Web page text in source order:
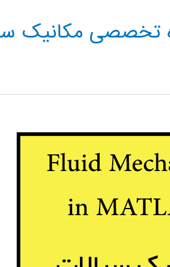
تخصصی مکانیک